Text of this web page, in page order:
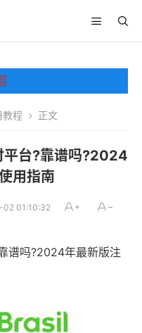
教程 正文
台?靠谱吗?2024
用指南
02 01:10:32
谱吗?2024年最新版注